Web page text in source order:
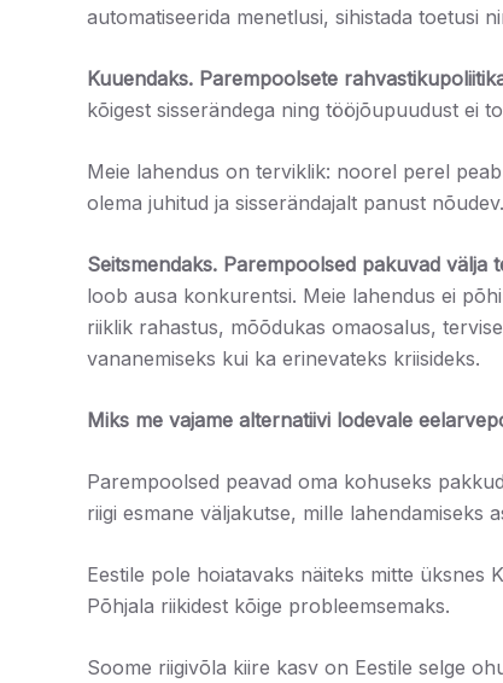
automatiseerida menetlusi, sihistada toetusi
Kuuendaks. Parempoolsete
kõigest sisserändega ning tööjõupuudust ei
Meie lahendus on terviklik: noorel perel
olema juhitud ja sisserändajalt panust
Seitsmendaks. Parempoolsed pakuvad
loob ausa konkurentsi. Meie lahendus ei
riiklik rahastus, mõõdukas omaosalus,
vananemiseks kui ka erinevateks kriisideks.
Miks me vajame alternatiivi lodevale
Parempoolsed peavad oma kohuseks
riigi esmane väljakutse, mille lahendamiseks
Eestile pole hoiatavaks näiteks mitte üksnes
Põhjala riikidest kõige probleemsemaks.
Soome riigivõla kiire kasv on Eestile selge